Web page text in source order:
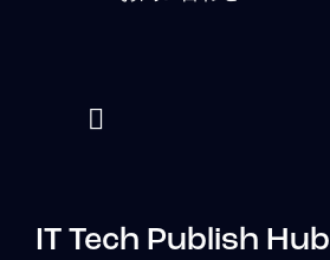
IT Tech Publish Hub